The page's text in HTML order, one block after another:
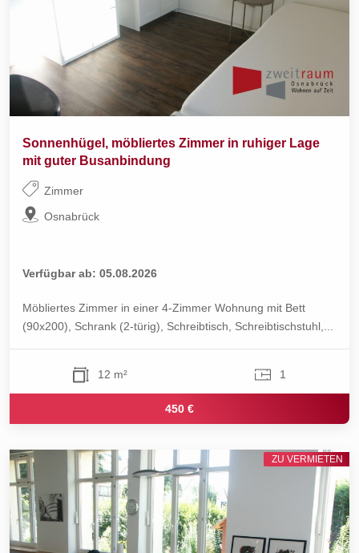
Sonnenhügel, möbliertes Zimmer in ruhiger Lage
mit guter Busanbindung
Zimmer
Osnabrück
Verfügbar ab: 05.08.2026
Möbliertes Zimmer in einer 4-Zimmer Wohnung mit Bett
(90x200), Schrank (2-türig), Schreibtisch, Schreibtischstuhl,...
12 m² 1
450 €
ZU VERMIETEN